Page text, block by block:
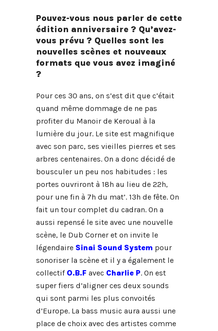
Pouvez-vous nous parler de cette
édition anniversaire ? Qu’avez-
vous prévu ? Quelles sont les
nouvelles scènes et nouveaux
formats que vous avez imaginé
?
Pour ces 30 ans, on s’est dit que c’était
quand même dommage de ne pas
profiter du Manoir de Keroual à la
lumière du jour. Le site est magnifique
avec son parc, ses vieilles pierres et ses
arbres centenaires. On a donc décidé de
bousculer un peu nos habitudes : les
portes ouvriront à 18h au lieu de 22h,
pour une fin à 7h du mat’. 13h de fête. On
fait un tour complet du cadran. On a
aussi repensé le site avec une nouvelle
scène, le Dub Corner et on invite le
légendaire Sinai Sound System pour
sonoriser la scène et il y a également le
collectif O.B.F avec Charlie P. On est
super fiers d’aligner ces deux sounds
qui sont parmi les plus convoités
d’Europe. La bass music aura aussi une
place de choix avec des artistes comme